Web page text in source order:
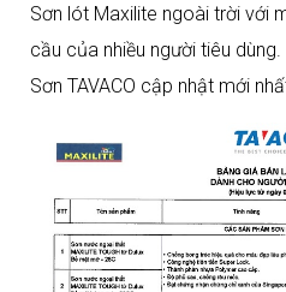
Sơn lót Maxilite ngoài trời với
cầu của nhiều người tiêu
Sơn TAVACO cập nhật mới